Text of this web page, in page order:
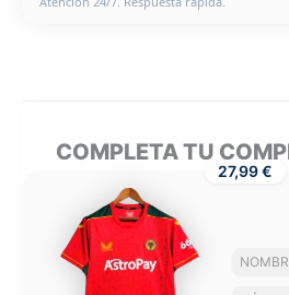
COMPLETA TU
27,99 €